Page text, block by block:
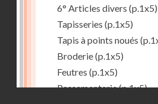
6° Articles divers (p.1x5)
Tapisseries (p.1x5)
Tapis à points noués
Broderie(p.1x5)
Feutres (p.1x5)
Passementerie(p.1x5)